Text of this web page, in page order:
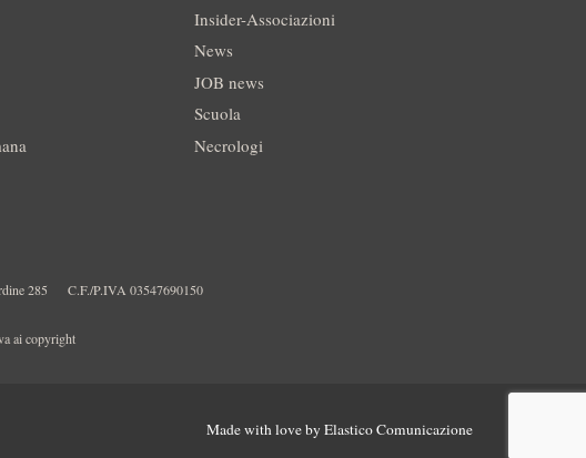
Insider-Associazioni
News
JOB news
Scuola
Necrologi
285 C.F./P.IVA 03547690150
ai copyright
Made with love by Elastico Comunicazione